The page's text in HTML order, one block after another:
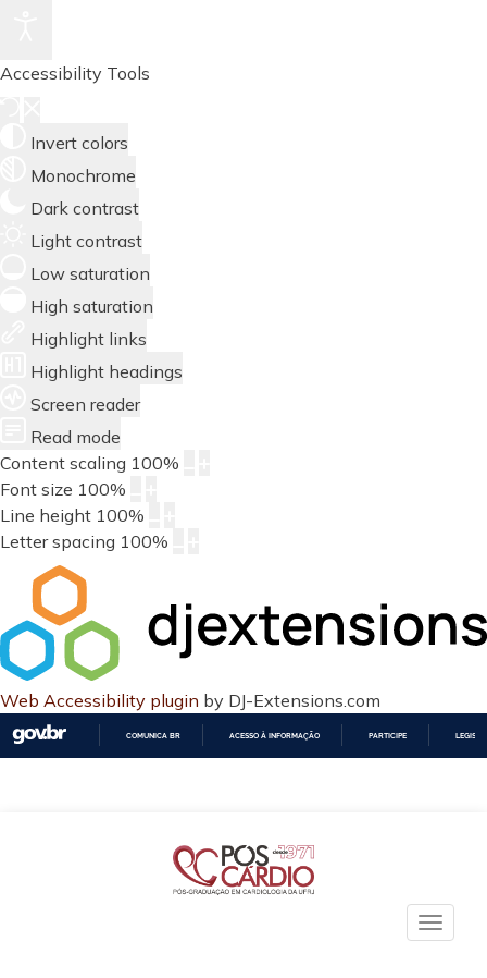
Accessibility Tools
Invert colors
Monochrome
Dark contrast
Light contrast
Low saturation
High saturation
Highlight links
Highlight headings
Screen reader
Read mode
Content scaling 100%
Font size 100%
Line height 100%
Letter spacing 100%
Web Accessibility plugin by DJ-Extensions.com
COMUNICA BR ACESSO À INFORMAÇÃO PARTICIPE
Toggle